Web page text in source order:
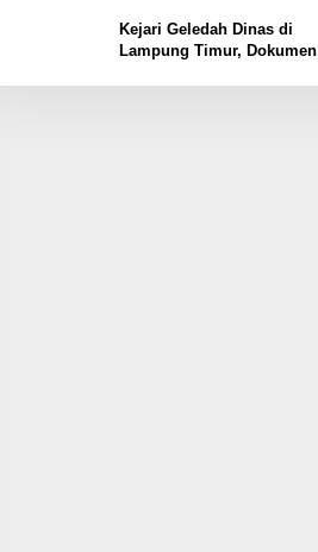
Kawasan
Kejari Geledah Dinas di
Lampung Timur, Dokumen